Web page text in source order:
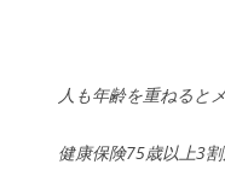
人も年齢を重ねると
健康保険75歳以上3割